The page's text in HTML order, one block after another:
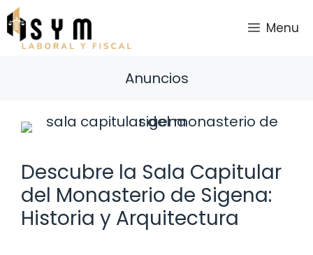
Saltar
al
contenido
Menu
Anuncios
Descubre la Sala Capitular
del Monasterio de Sigena:
Historia y Arquitectura